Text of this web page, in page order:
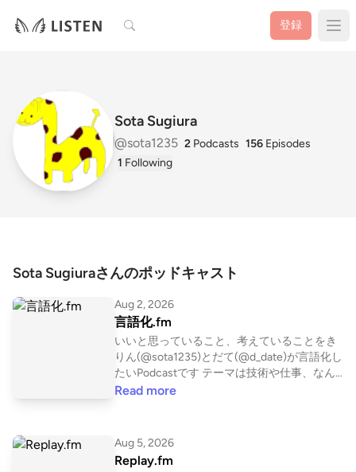
検索 登録
Sota Sugiura
@sota1235 2 Podcasts 156 Episodes
1 Following
Sota Sugiuraさんのポッドキャスト
Aug 2, 2026
言語化.fm
いいと思っていること、考えていることをき
りん(@sota1235)とだて(@d_date)が言語化し
たいPodcastです テーマは技術や仕事、なん
でも ポッドキャスト文字起こしサービスLIST
Read more
Aug 5, 2026
Replay.fm